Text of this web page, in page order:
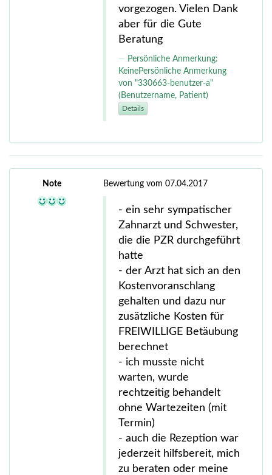
vorgezogen. Vielen Dank
aber für die Gute
Beratung
Persönliche Anmerkung:
KeinePersönliche Anmerkung
von "330663-benutzer-a"
(Benutzername, Patient)
Details
Note Bewertung vom 07.04.2017
- ein sehr sympatischer
Zahnarzt und Schwester,
die die PZR durchgeführt
hatte
- der Arzt hat sich an den
Kostenvoranschlang
gehalten und dazu nur
zusätzliche Kosten für
FREIWILLIGE Betäubung
berechnet
- ich musste nicht
warten, wurde
rechtzeitig behandelt
ohne Wartezeiten (mit
Termin)
- auch die Rezeption war
jederzeit hilfsbereit, mich
zu beraten oder meine